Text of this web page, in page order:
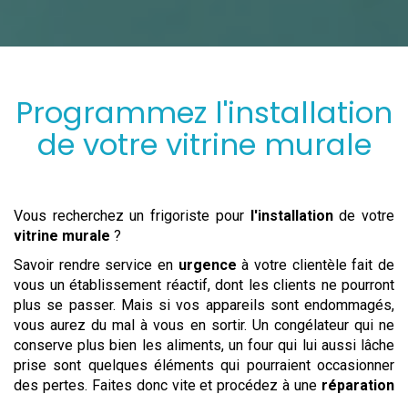
Programmez l'installation
de votre vitrine murale
Vous recherchez un frigoriste pour l'installationde votre
vitrine murale ?
Savoir rendre service en urgence à votre clientèle fait de
vous un établissement réactif, dont les clients ne pourront
plus se passer. Mais si vos appareils sont endommagés,
vous aurez du mal à vous en sortir. Un congélateur qui ne
conserve plus bien les aliments, un four qui lui aussi lâche
prise sont quelques éléments qui pourraient occasionner
des pertes. Faites donc vite et procédez à une réparation